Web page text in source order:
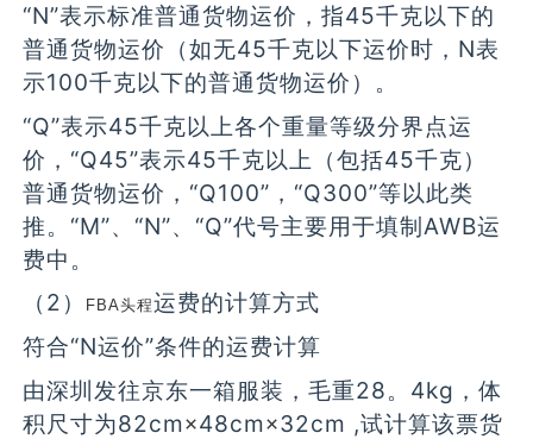
“N”表示标准普通货物运价，指45千克以下的
普通货物运价（如无45千克以下运价时，N表
示100千克以下的普通货物运价）。
“Q”表示45千克以上各个重量等级分界点运
价，“Q45”表示45千克以上（包括45千克）
普通货物运价，“Q100”，“Q300”等以此类
推。“M”、“N”、“Q”代号主要用于填制AWB运
费中。
（2）
FBA头程运费的计算方式
符合“N运价”条件的运费计算
由深圳发往京东一箱服装，毛重28。4kg，体
积尺寸为82cm×48cm×32cm ,试计算该票货